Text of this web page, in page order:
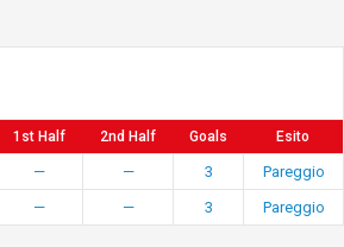
1st Half 2nd Half Goals Esito
— — 3
Pareggio
— — 3 Pareggio